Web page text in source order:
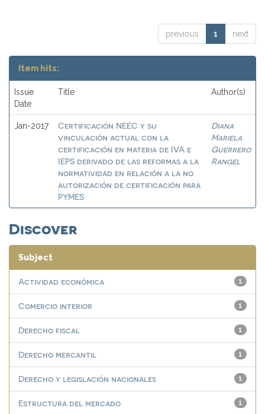
previous 1 next
Item hits:
Issue
Date
Title Author(s)
Jan-2017
Certificación NEEC y su
vinculación actual con la
certificación en materia de IVA e
IEPS derivado de las reformas a la
normatividad en relación a la no
autorización de certificación para
PYMES
Diana
Mariela
Guerrero
Rangel
Discover
Subject
1
Actividad económica
1
Comercio interior
1
Derecho fiscal
1
Derecho mercantil
1
Derecho y legislación nacionales
1
Estructura del mercado